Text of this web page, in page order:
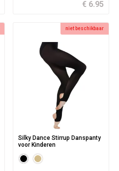
€ 6.95
niet beschikbaar
Silky Dance Stirrup Danspanty
voor Kinderen